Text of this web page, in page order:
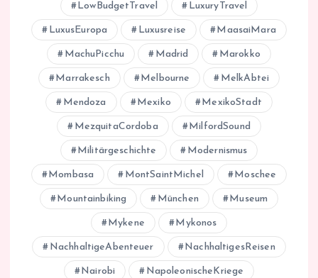
LowBudgetTravel LuxuryTravel
LuxusEuropa Luxusreise MaasaiMara
MachuPicchu Madrid Marokko
Marrakesch Melbourne MelkAbtei
Mendoza Mexiko MexikoStadt
MezquitaCordoba MilfordSound
Militärgeschichte Modernismus
Mombasa MontSaintMichel Moschee
Mountainbiking München Museum
Mykene Mykonos
NachhaltigeAbenteuer NachhaltigesReisen
Nairobi NapoleonischeKriege